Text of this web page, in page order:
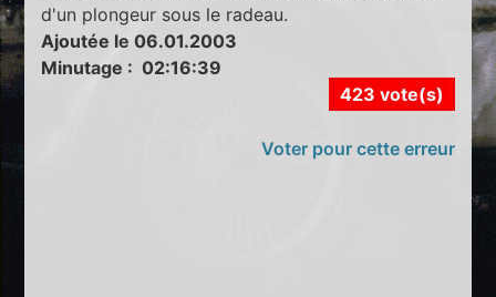
d'un plongeur sous le radeau.
Ajoutée le 06.01.2003
Minutage : 02:16:39
423 vote(s)
Voter pour cette erreur